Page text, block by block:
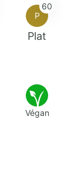
P
60
Plat
Végan